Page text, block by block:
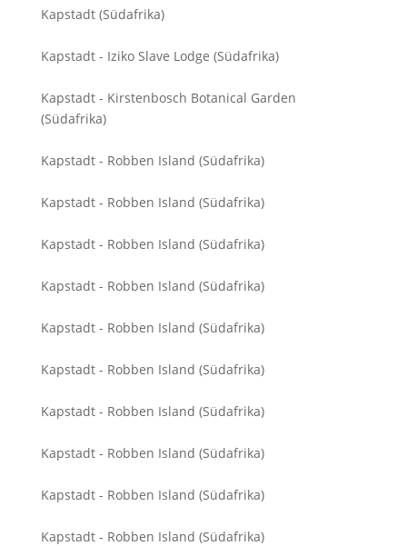
Kapstadt (Südafrika)
Kapstadt - Iziko Slave Lodge (Südafrika)
Kapstadt - Kirstenbosch Botanical Garden
(Südafrika)
Kapstadt - Robben Island (Südafrika)
Kapstadt - Robben Island (Südafrika)
Kapstadt - Robben Island (Südafrika)
Kapstadt - Robben Island (Südafrika)
Kapstadt - Robben Island (Südafrika)
Kapstadt - Robben Island (Südafrika)
Kapstadt - Robben Island (Südafrika)
Kapstadt - Robben Island (Südafrika)
Kapstadt - Robben Island (Südafrika)
Kapstadt - Robben Island (Südafrika)